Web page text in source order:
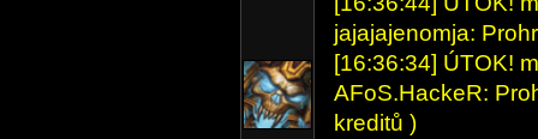
jajajajenomja:
[16:36:34] ÚTOK!
AFoS.HackeR:
kreditů )